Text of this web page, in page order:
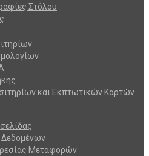
Στόλου
και Εκπτωτικών Καρτών
Δεδομένων
Μεταφορών